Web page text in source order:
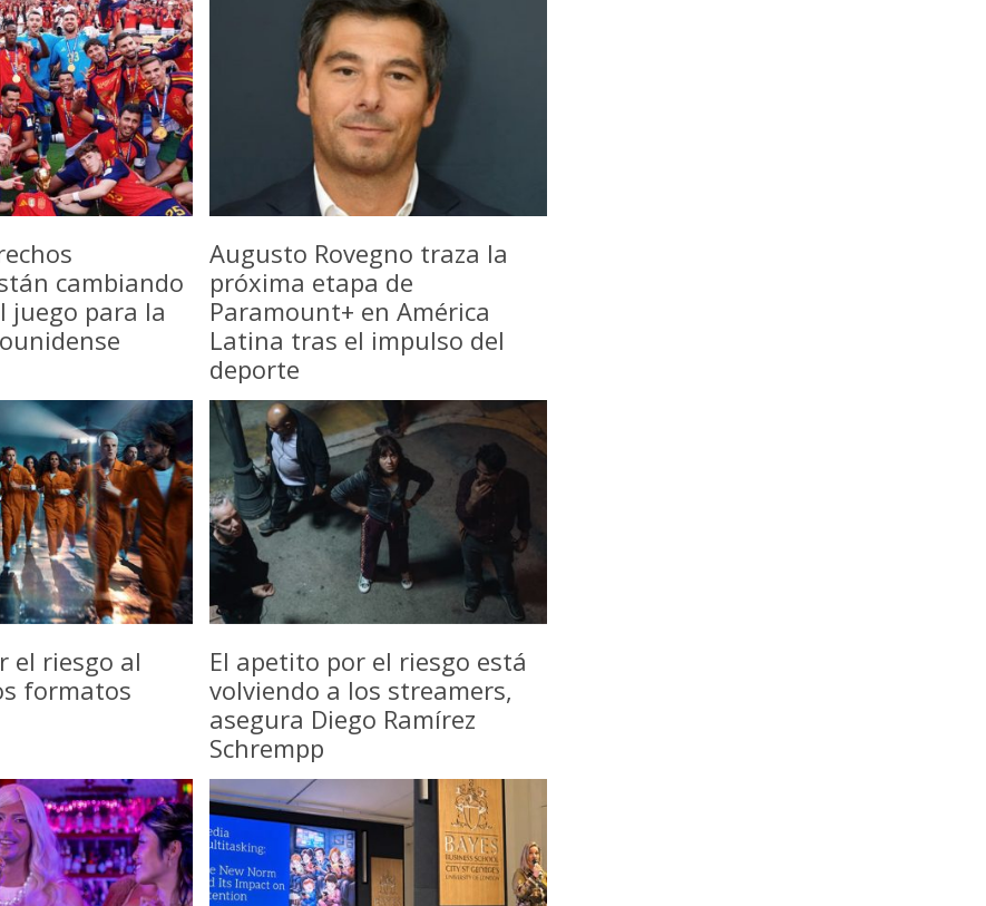
cambiando
juego para la
Augusto Rovegno traza la
próxima etapa de
Paramount+ en América
Latina tras el impulso del
deporte
el riesgo al
formatos
El apetito por el riesgo está
volviendo a los streamers,
asegura Diego Ramírez
Schrempp